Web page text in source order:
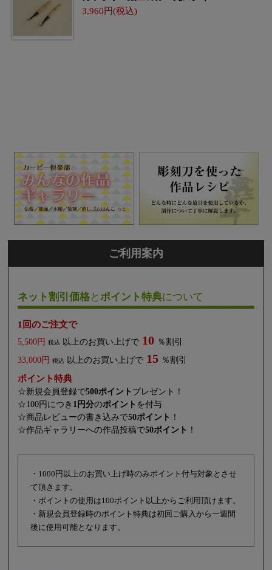
3,960
ご利用案内
ネット割引価格とポイント特典について
1回のご注文で
5,500円 税込 以上のお買い上げで 10 ％割引
33,000円
税込 以上のお買い上げで 15 ％割引
ポイント特典
☆新規会員登録で500ポイント プレゼント！
☆100円につき 1円分のポイント を付与
☆商品レビューの書き込みで50ポイント ！
☆作品ギャラリーへの作品投稿で50ポイント ！
・1000円以上のお買い上げ時のみポイント付与対象とさせ
て頂きます。
・ポイントの使用は100ポイント以上からご利用頂けます。
・新規会員登録時のポイント特典は初回ご購入から一週間
後に使用可能となります。